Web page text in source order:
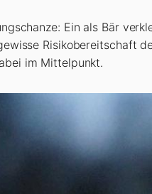
Ein als Bär
Risikobereitschaft
im Mittelpunkt.